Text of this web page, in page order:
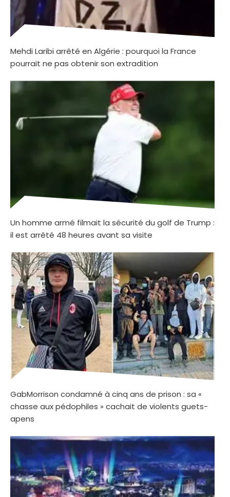
Mehdi Laribi arrêté en Algérie : pourquoi la France
pourrait ne pas obtenir son extradition
Un homme armé filmait la sécurité du golf de Trump :
il est arrêté 48 heures avant sa visite
GabMorrison condamné à cinq ans de prison : sa «
chasse aux pédophiles » cachait de violents guets-
apens